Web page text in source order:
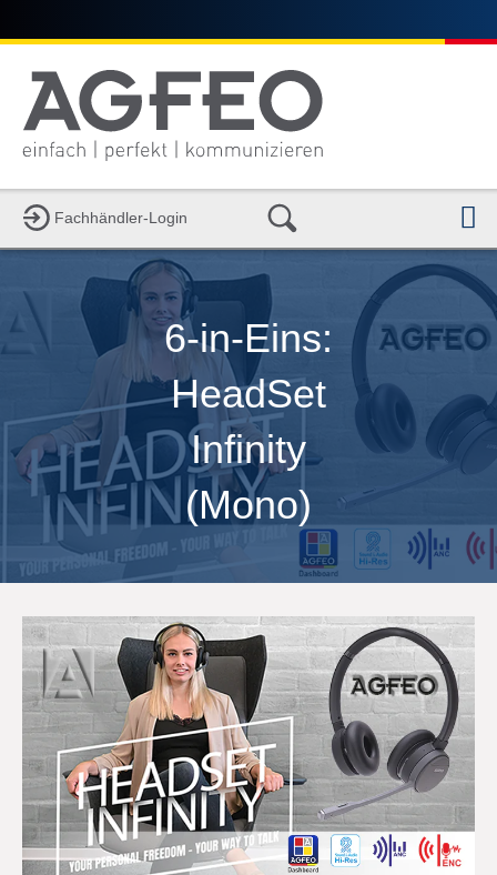
Fachhändler-Login
6-in-Eins:
HeadSet
Infinity
(Mono)